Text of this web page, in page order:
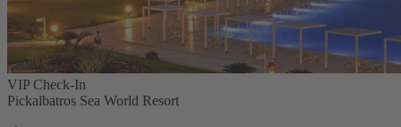
VIP Check-In
Pickalbatros Sea World Resort